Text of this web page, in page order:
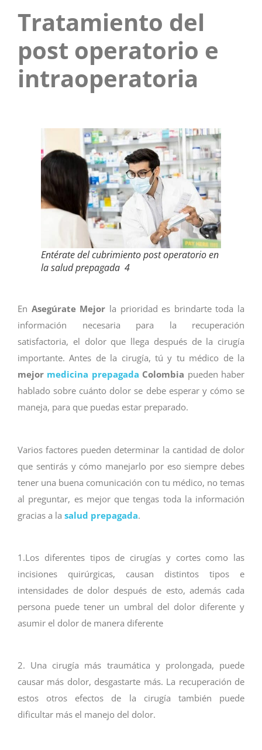
Tratamiento del
post operatorio e
intraoperatoria
Entérate del cubrimiento post operatorio en
la salud prepagada 4
En Asegúrate Mejor la prioridad es brindarte toda la
información necesaria para la recuperación
satisfactoria, el dolor que llega después de la cirugía
importante. Antes de la cirugía, tú y tu médico de la
mejor medicina prepagada Colombia pueden haber
hablado sobre cuánto dolor se debe esperar y cómo se
maneja, para que puedas estar preparado.
Varios factores pueden determinar la cantidad de dolor
que sentirás y cómo manejarlo por eso siempre debes
tener una buena comunicación con tu médico, no temas
al preguntar, es mejor que tengas toda la información
gracias a la salud prepagada.
1.Los diferentes tipos de cirugías y cortes como las
incisiones quirúrgicas, causan distintos tipos e
intensidades de dolor después de esto, además cada
persona puede tener un umbral del dolor diferente y
asumir el dolor de manera diferente
2. Una cirugía más traumática y prolongada, puede
causar más dolor, desgastarte más. La recuperación de
estos otros efectos de la cirugía también puede
dificultar más el manejo del dolor.